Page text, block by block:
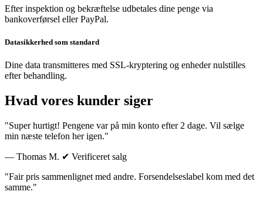
Efter inspektion og bekræftelse udbetales dine penge via
bankoverførsel eller PayPal.
Datasikkerhed som standard
Dine data transmitteres med SSL-kryptering og enheder nulstilles
efter behandling.
Hvad vores kunder siger
"Super hurtigt! Pengene var på min konto efter 2 dage. Vil sælge
min næste telefon her igen."
— Thomas M. ✔ Verificeret salg
"Fair pris sammenlignet med andre. Forsendelseslabel kom med det
samme."